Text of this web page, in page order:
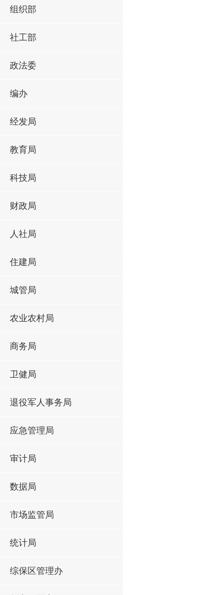
组织部
社工部
政法委
编办
经发局
教育局
科技局
财政局
人社局
住建局
城管局
农业农村局
商务局
卫健局
退役军人事务局
应急管理局
审计局
数据局
市场监管局
统计局
综保区管理办